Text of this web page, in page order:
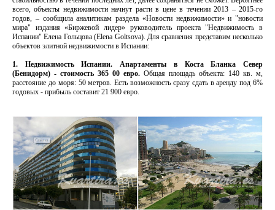
всего, объекты недвижимости начнут расти в цене в течении 2013 – 2015-го
годов, – сообщила аналитикам раздела «Новости недвижимости» и "новости
мира" издания «Биржевой лидер» руководитель проекта "Недвижимость в
Испании" Елена Гольцова (Elena Goltsova). Для сравнения представим несколько
объектов элитной недвижимости в Испании:
1. Недвижимость Испании. Апартаменты в Коста Бланка Север
(Бенидорм) - стоимость 365 00 евро. Общая площадь объекта: 140 кв. м,
расстояние до моря: 50 метров. Есть возможность сразу сдать в аренду под 6%
годовых - прибыль составит 21 900 евро.